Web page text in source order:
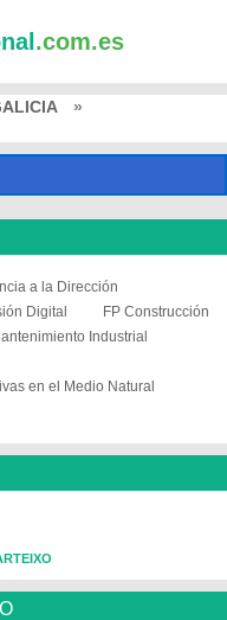
.com.es
»
a la Dirección
Digital
FP Construcción
Industrial
en el Medio Natural